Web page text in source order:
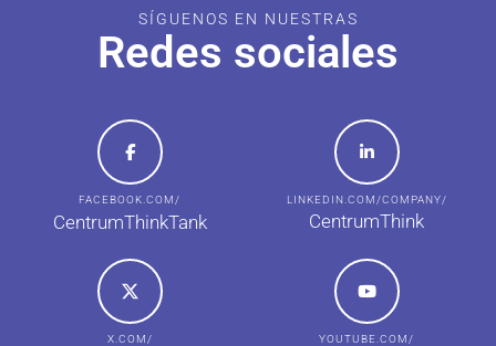
SÍGUENOS EN NUESTRAS
Redes sociales
FACEBOOK.COM/
CentrumThinkTank
LINKEDIN.COM/COMPANY/
CentrumThink
X.COM/ YOUTUBE.COM/